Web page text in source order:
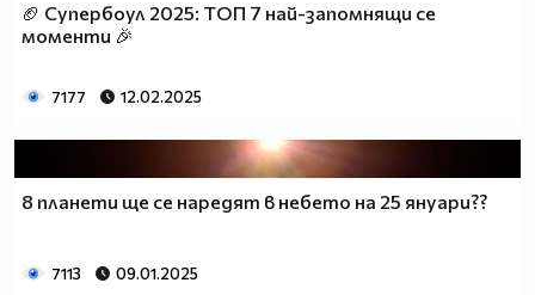
🏈 Супербоул 2025: ТОП 7 най-запомнящи се
моменти 🎉
7177 12.02.2025
8 планети ще се наредят в небето на 25 януари??
7113 09.01.2025